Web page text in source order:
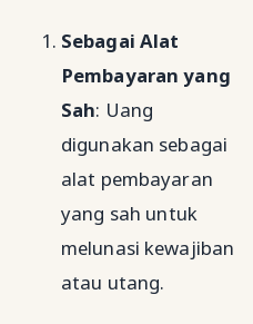
Sebagai Alat
Pembayaran yang
Sah: Uang
digunakan sebagai
alat pembayaran
yang sah untuk
melunasi kewajiban
atau utang.